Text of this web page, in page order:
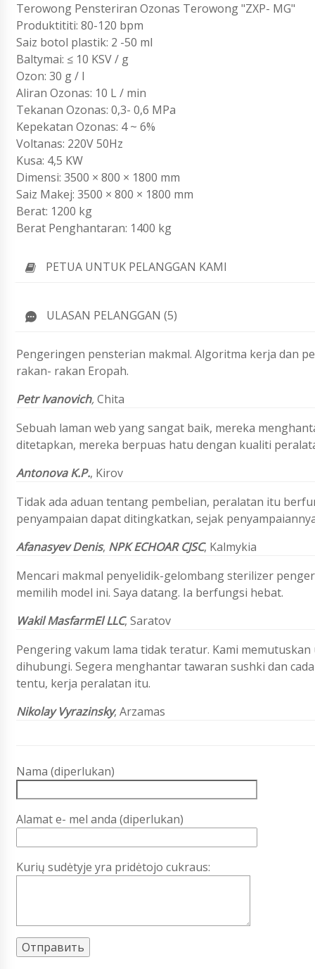
Terowong Pensteriran Ozonas Terowong "ZXP- MG"
Produktititi: 80-120 bpm
Saiz botol plastik: 2 -50 ml
Baltymai: ≤ 10 KSV / g
Ozon: 30 g / l
Aliran Ozonas: 10 L / min
Tekanan Ozonas: 0,3- 0,6 MPa
Kepekatan Ozonas: 4 ~ 6%
Voltanas: 220V 50Hz
Kusa: 4,5 KW
Dimensi: 3500 × 800 × 1800 mm
Saiz Makej: 3500 × 800 × 1800 mm
Berat: 1200 kg
Berat Penghantaran: 1400 kg
PETUA UNTUK PELANGGAN KAMI
ULASAN PELANGGAN (5)
Pengeringen pensterian makmal. Algoritma kerja dan
rakan- rakan Eropah.
Petr Ivanovich,Chita
Sebuah laman web yang sangat baik, mereka
ditetapkan, mereka berpuas hatu dengan kualiti
AntonovaK.P., Kirov
Tidak ada aduan tentang pembelian, peralatan itu
penyampaian dapat ditingkatkan, sejak
Afanasyev Denis, NPK ECHOAR CJSC, Kalmykia
Mencari makmal penyelidik-gelombang sterilizer
memilih model ini. Saya datang. Ia berfungsi hebat.
Wakil MasfarmEl LLC, Saratov
Pengering vakum lama tidak teratur. Kami
dihubungi. Segera menghantar tawaran sushki dan
tentu, kerja peralatan itu.
Nikolay Vyrazinsky, Arzamas
Nama (diperlukan)
Alamat e- mel anda (diperlukan)
Kurių sudėtyje yra pridėtojo cukraus: